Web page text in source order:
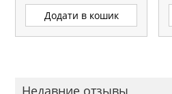
Додати в кошик